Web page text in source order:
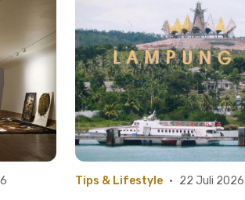
Tips & Lifestyle • 22 Juli 2026